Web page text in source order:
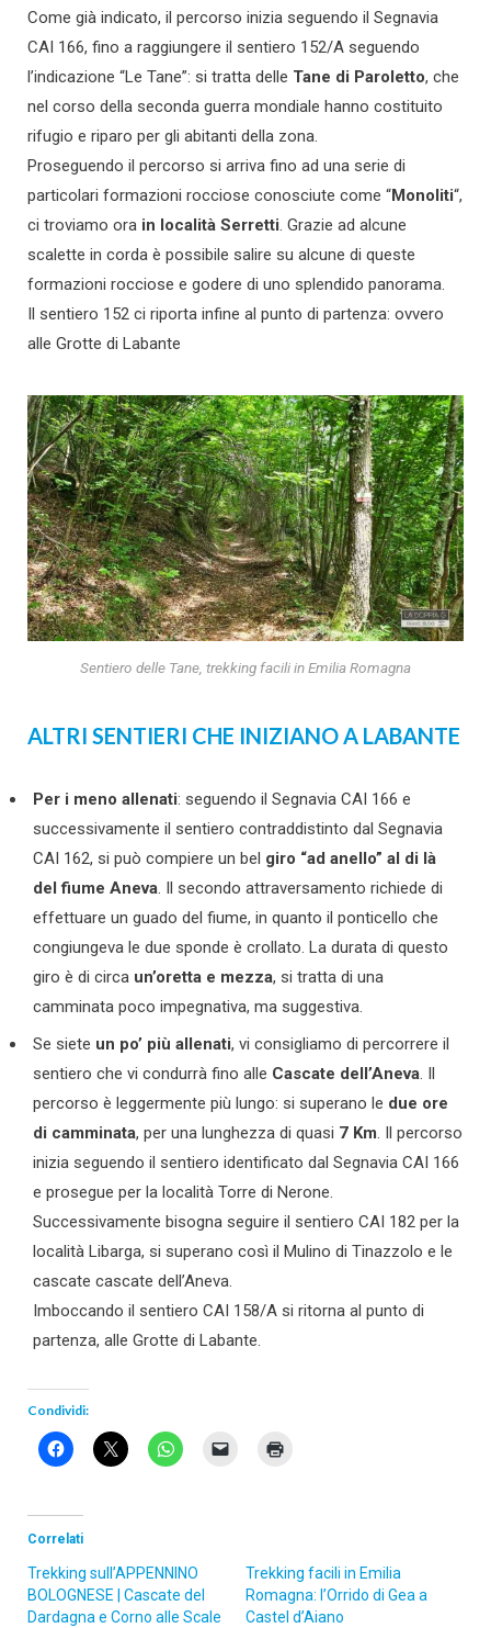
Come già indicato, il percorso inizia seguendo il Segnavia
CAI 166, fino a raggiungere il sentiero 152/A seguendo
l’indicazione “Le Tane”: si tratta delle Tane di Paroletto, che
nel corso della seconda guerra mondiale hanno costituito
rifugio e riparo per gli abitanti della zona.
Proseguendo il percorso si arriva fino ad una serie di
particolari formazioni rocciose conosciute come “Monoliti“,
ci troviamo ora in località Serretti. Grazie ad alcune
scalette in corda è possibile salire su alcune di queste
formazioni rocciose e godere di uno splendido panorama.
Il sentiero 152 ci riporta infine al punto di partenza: ovvero
alle Grotte di Labante
Sentiero delle Tane, trekking facili in Emilia Romagna
ALTRI SENTIERI CHE INIZIANO A LABANTE
Per i meno allenati: seguendo il Segnavia CAI 166 e
successivamente il sentiero contraddistinto dal Segnavia
CAI 162, si può compiere un bel giro “ad anello” al di là
del fiume Aneva. Il secondo attraversamento richiede di
effettuare un guado del fiume, in quanto il ponticello che
congiungeva le due sponde è crollato. La durata di questo
giro è di circa un’oretta e mezza, si tratta di una
camminata poco impegnativa, ma suggestiva.
Se siete un po’ più allenati, vi consigliamo di percorrere il
sentiero che vi condurrà fino alle Cascate dell’Aneva. Il
percorso è leggermente più lungo: si superano le due ore
di camminata, per una lunghezza di quasi 7 Km. Il percorso
inizia seguendo il sentiero identificato dal Segnavia CAI 166
e prosegue per la località Torre di Nerone.
Successivamente bisogna seguire il sentiero CAI 182 per la
località Libarga, si superano così il Mulino di Tinazzolo e le
cascate cascate dell’Aneva.
Imboccando il sentiero CAI 158/A si ritorna al punto di
partenza, alle Grotte di Labante.
Condividi:
Correlati
Trekking sull’APPENNINO
BOLOGNESE | Cascate del
Dardagna e Corno alle Scale
Trekking facili in Emilia
Romagna: l’Orrido di Gea a
Castel d’Aiano